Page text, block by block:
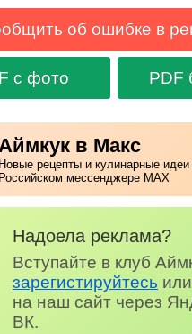
об ошибке в
с фото PDF
Аймкук в Макс
Новые рецепты и кулинарные
Российском мессенджере MAX
Надоела реклама?
Вступайте в клуб
зарегистируйтесь или
на наш сайт через
ВК.